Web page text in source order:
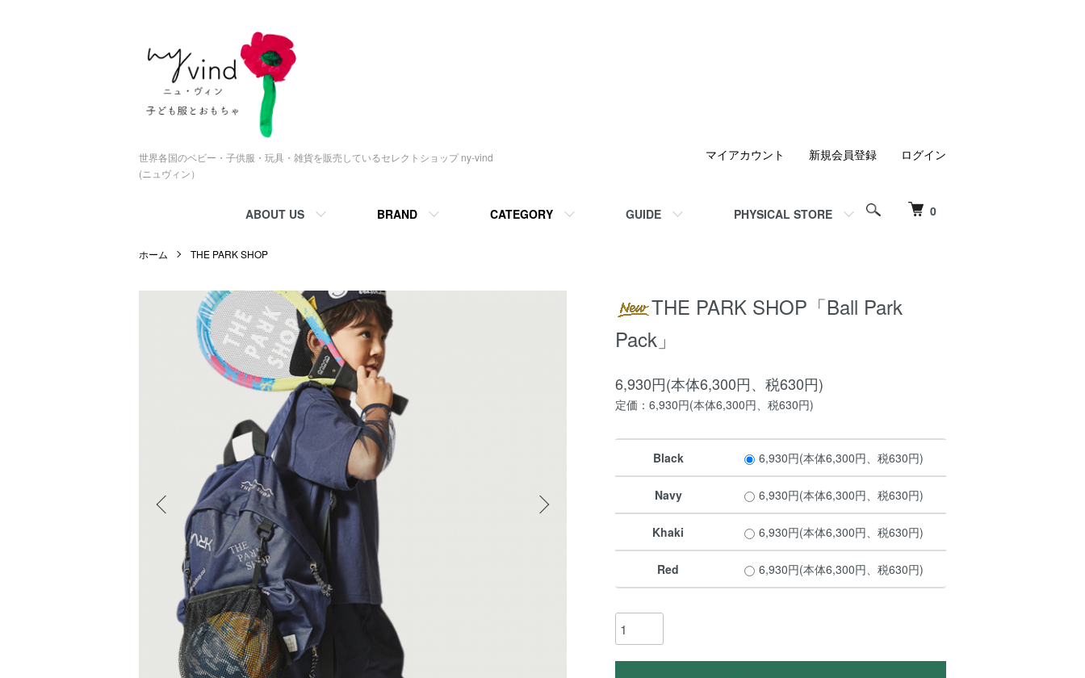
世界各国のベビー・子供服・玩具・雑貨を販売しているセレクトショップ ny-vind
(ニュヴィン）
0
ABOUT US BRAND CATEGORY GUIDE PHYSICAL STORE
マイアカウント 新規会員登録 ログイン
ホーム THE PARK SHOP
THE PARK SHOP「Ball Park
Pack」
6,930円(本体6,300円、税630円)
定価：6,930円(本体6,300円、税630円)
Black 6,930円(本体6,300円、税630円)
Navy 6,930円(本体6,300円、税630円)
Khaki 6,930円(本体6,300円、税630円)
Red 6,930円(本体6,300円、税630円)